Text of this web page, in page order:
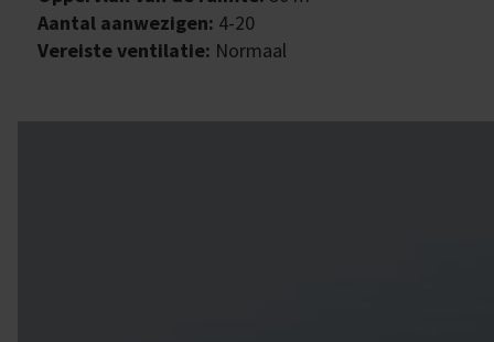
Aantal aanwezigen: 4-20
Vereiste ventilatie: Normaal